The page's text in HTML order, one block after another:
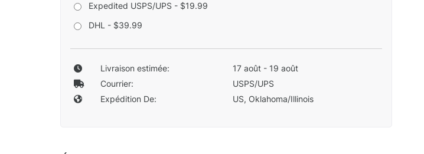
Expedited USPS/UPS - $19.99
DHL - $39.99
Livraison estimée:
17 août - 19 août
Courrier:
USPS/UPS
Expédition De:
US, Oklahoma/Illinois